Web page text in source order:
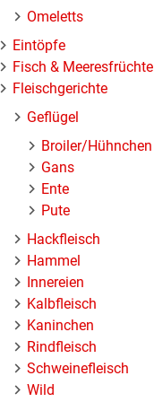
Omeletts
Eintöpfe
Fisch & Meeresfrüchte
Fleischgerichte
Geflügel
Broiler/Hühnchen
Gans
Ente
Pute
Hackfleisch
Hammel
Innereien
Kalbfleisch
Kaninchen
Rindfleisch
Schweinefleisch
Wild